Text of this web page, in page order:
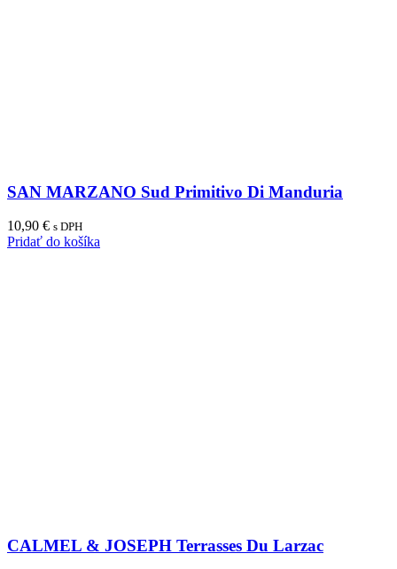
SAN MARZANO Sud Primitivo Di Manduria
10,90 € s DPH
Pridať do košíka
CALMEL & JOSEPH Terrasses Du Larzac